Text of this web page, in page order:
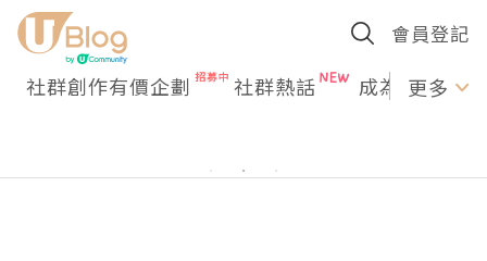
會員登記
社群創作有價企劃 社群熱話 成為U更多